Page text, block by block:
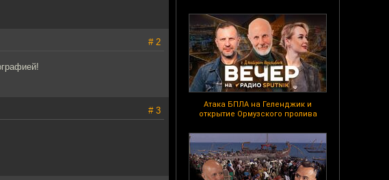
Атака БПЛА на Геленджик и
открытие Ормузского пролива
# 2
# 3